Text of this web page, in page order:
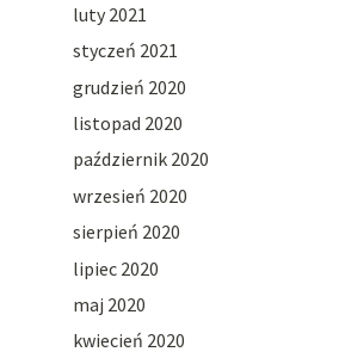
luty 2021
styczeń 2021
grudzień 2020
listopad 2020
październik 2020
wrzesień 2020
sierpień 2020
lipiec 2020
maj 2020
kwiecień 2020